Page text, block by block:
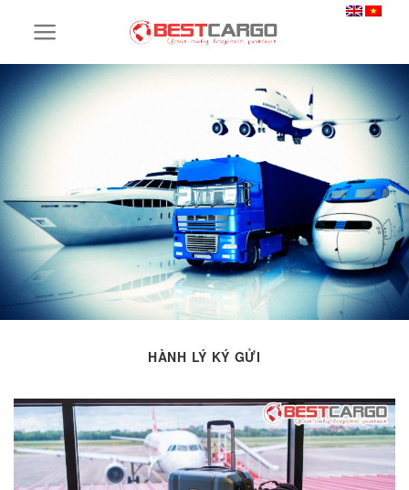
HÀNH LÝ KÝ GỬI